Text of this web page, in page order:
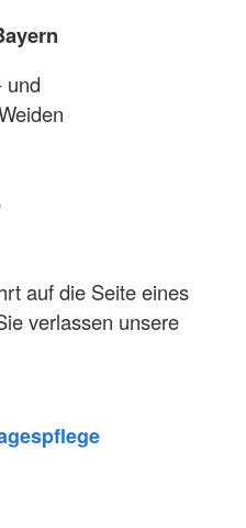
und
auf die Seite eines
verlassen unsere